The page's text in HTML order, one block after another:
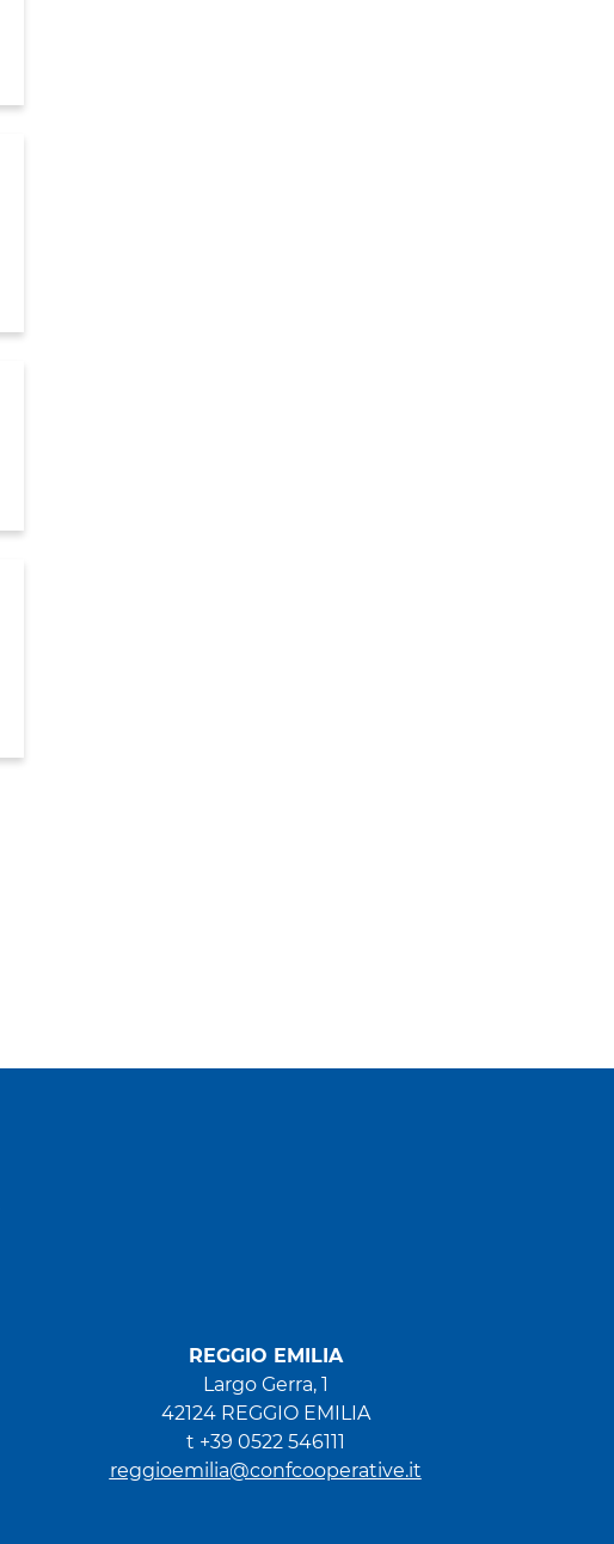
REGGIO EMILIA
Largo Gerra, 1
42124 REGGIO EMILIA
t +39 0522 546111
reggioemilia@confcooperative.it